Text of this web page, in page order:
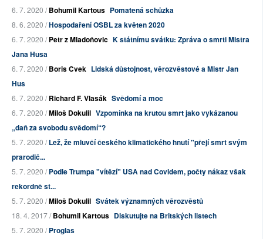
6. 7. 2020 /Bohumil Kartous Pomatená schůzka
8. 6. 2020 /Hospodaření OSBL za květen 2020
6. 7. 2020 /Petr z Mladoňovic K státnímu svátku: Zpráva o smrti Mistra
Jana Husa
6. 7. 2020 /Boris Cvek Lidská důstojnost, věrozvěstové a Mistr Jan
Hus
6. 7. 2020 /Richard F. Vlasák Svědomí a moc
6. 7. 2020 /Miloš Dokulil Vzpomínka na krutou smrt jako vykázanou
„daň za svobodu svědomí“?
5. 7. 2020 /Lež, že mluvčí českého klimatického hnutí "přejí smrt svým
prarodič...
5. 7. 2020 /Podle Trumpa "vítězí" USA nad Covidem, počty nákaz však
rekordně st...
5. 7. 2020 /Miloš Dokulil Svátek významných věrozvěstů
18. 4. 2017 /Bohumil Kartous Diskutujte na Britských listech
5. 7. 2020 /Proglas